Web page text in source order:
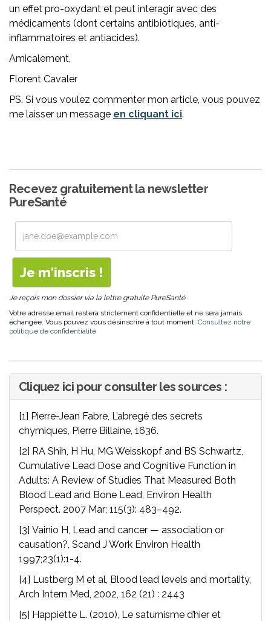
un effet pro-oxydant et peut interagir avec des
médicaments (dont certains antibiotiques, anti-
inflammatoires et antiacides).
Amicalement,
Florent Cavaler
PS. Si vous voulez commenter mon article, vous pouvez
me laisser un message en cliquant ici.
Recevez gratuitement la newsletter
PureSanté
Je reçois mon dossier via la lettre gratuite PureSanté
Votre adresse email restera strictement confidentielle et ne sera jamais
échangée. Vous pouvez vous désinscrire à tout moment. Consultez notre
politique de confidentialité
Cliquez ici pour consulter les sources :
[1] Pierre-Jean Fabre, L’abregé des secrets
chymiques, Pierre Billaine, 1636.
[2] RA Shih, H Hu, MG Weisskopf and BS Schwartz,
Cumulative Lead Dose and Cognitive Function in
Adults: A Review of Studies That Measured Both
Blood Lead and Bone Lead, Environ Health
Perspect. 2007 Mar; 115(3): 483–492.
[3] Vainio H, Lead and cancer — association or
causation?, Scand J Work Environ Health
1997;23(1):1-4.
[4] Lustberg M et al, Blood lead levels and mortality,
Arch Intern Med, 2002, 162 (21) : 2443
[5] Happiette L. (2010), Le saturnisme d’hier et